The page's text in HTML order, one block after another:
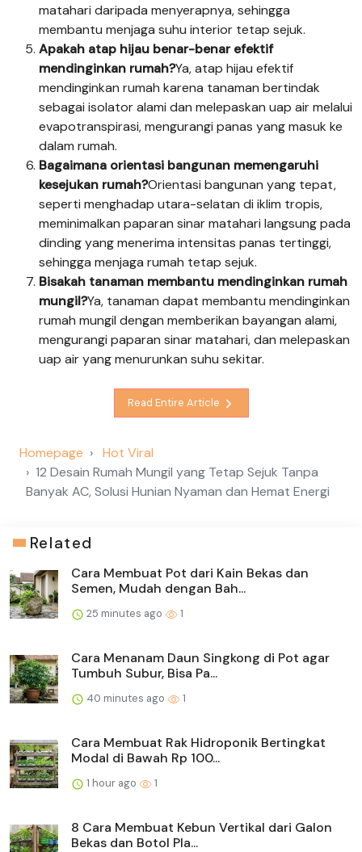
matahari daripada menyerapnya, sehingga
membantu menjaga suhu interior tetap sejuk.
Apakah atap hijau benar-benar efektif
mendinginkan rumah?Ya, atap hijau efektif
mendinginkan rumah karena tanaman bertindak
sebagai isolator alami dan melepaskan uap air melalui
evapotranspirasi, mengurangi panas yang masuk ke
dalam rumah.
Bagaimana orientasi bangunan memengaruhi
kesejukan rumah?Orientasi bangunan yang tepat,
seperti menghadap utara-selatan di iklim tropis,
meminimalkan paparan sinar matahari langsung pada
dinding yang menerima intensitas panas tertinggi,
sehingga menjaga rumah tetap sejuk.
Bisakah tanaman membantu mendinginkan rumah
mungil?Ya, tanaman dapat membantu mendinginkan
rumah mungil dengan memberikan bayangan alami,
mengurangi paparan sinar matahari, dan melepaskan
uap air yang menurunkan suhu sekitar.
Read Entire Article
Homepage
Hot Viral
12 Desain Rumah Mungil yang Tetap Sejuk Tanpa
Banyak AC, Solusi Hunian Nyaman dan Hemat Energi
Related
Cara Membuat Pot dari Kain Bekas dan
Semen, Mudah dengan Bah...
25 minutes ago 1
Cara Menanam Daun Singkong di Pot agar
Tumbuh Subur, Bisa Pa...
40 minutes ago 1
Cara Membuat Rak Hidroponik Bertingkat
Modal di Bawah Rp 100...
1 hour ago 1
8 Cara Membuat Kebun Vertikal dari Galon
Bekas dan Botol Pla...